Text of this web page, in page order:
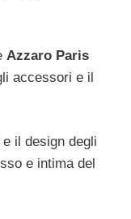
Azzaro Paris
accessori e il
il design degli
e intima del